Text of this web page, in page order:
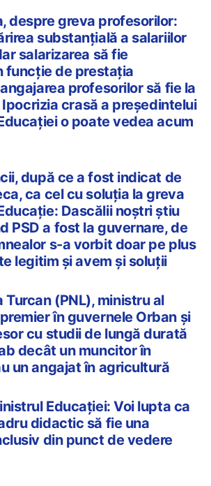
despre greva profesorilor:
substanțială a salariilor
salarizarea să fie
funcție de prestația
profesorilor să fie la
crasă a președintelui
o poate vedea acum
după ce a fost indicat de
ca cel cu soluția la greva
Dascălii noştri ştiu
PSD a fost la guvernare, de
s-a vorbit doar pe plus
legitim şi avem şi soluţii
Turcan (PNL), ministru al
în guvernele Orban și
cu studii de lungă durată
decât un muncitor în
un angajat în agricultură
Educației: Voi lupta ca
didactic să fie una
din punct de vedere